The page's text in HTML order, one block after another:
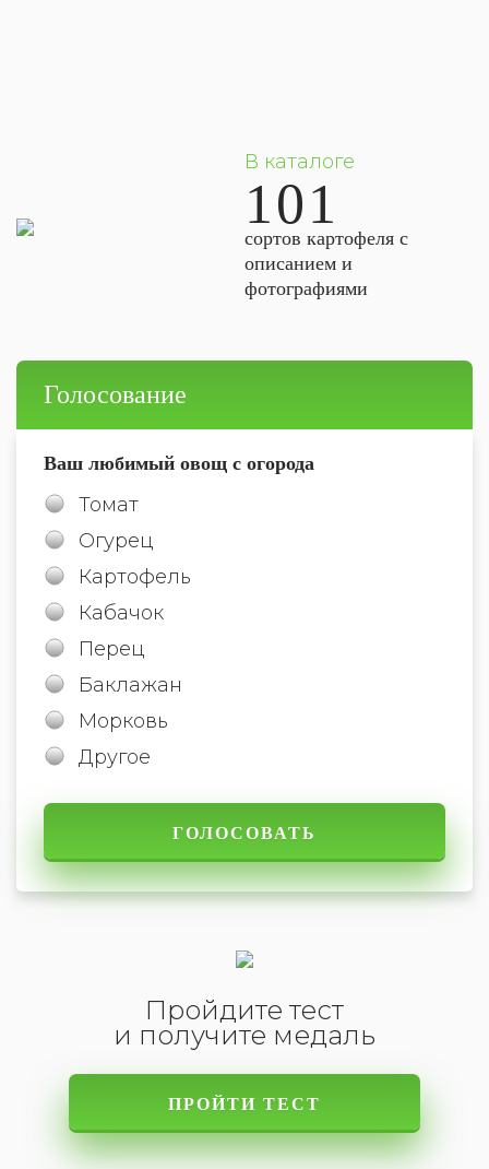
В каталоге
101
сортов картофеля с
описанием и
фотографиями
Голосование
Ваш любимый овощ с огорода
Томат
Огурец
Картофель
Кабачок
Перец
Баклажан
Морковь
Другое
Пройдите тест
и получите медаль
ПРОЙТИ ТЕСТ